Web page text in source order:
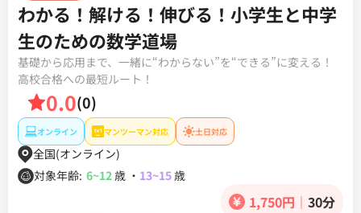
わかる！解ける！伸びる！小学生と中学
生のための数学道場
基礎から応用まで、一緒に“わからない”を“できる”に変える！
高校合格への最短ルート！
0.0(0)
オンライン マンツーマン対応 土日対応
全国(オンライン)
対象年齢: 6~12歳 ・ 13~15歳
1,750円 ｜ 30分